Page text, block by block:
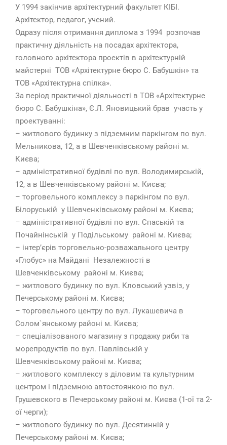
У 1994 закінчив архітектурний факультет КІБІ.
Архітектор, педагог, учений.
Одразу після отримання диплома з 1994 розпочав
практичну діяльність на посадах архітектора,
головного архітектора проектів в архітектурній
майстерні ТОВ «Архітектурне бюро С. Бабушкін» та
ТОВ «Архітектурна спілка».
За період практичної діяльності в ТОВ «Архітектурне
бюро С. Бабушкіна», Є.Л. Яновицький брав участь у
проектуванні:
– житлового будинку з підземним паркінгом по вул.
Мельникова, 12, а в Шевченківському районі м.
Києва;
– адміністративної будівлі по вул. Володимирській,
12, а в Шевченківському районі м. Києва;
– торговельного комплексу з паркінгом по вул.
Білоруській у Шевченківському районі м. Києва;
– адміністративної будівлі по вул. Спаській та
Почайнінській у Подільському районі м. Києва;
– інтер’єрів торговельно-розважального центру
«Глобус» на Майдані Незалежності в
Шевченківському районі м. Києва;
– житлового будинку по вул. Кловський узвіз, у
Печерському районі м. Києва;
– торговельного центру по вул. Лукашевича в
Солом`янському районі м. Києва;
– спеціалізованого магазину з продажу риби та
морепродуктів по вул. Павлівській у
Шевченківському районі м. Києва;
– житлового комплексу з діловим та культурним
центром і підземною автостоянкою по вул.
Грушевского в Печерському районі м. Києва (1-ої та 2-
ої черги);
– житлового будинку по вул. Десятинній у
Печерському районі м. Києва;